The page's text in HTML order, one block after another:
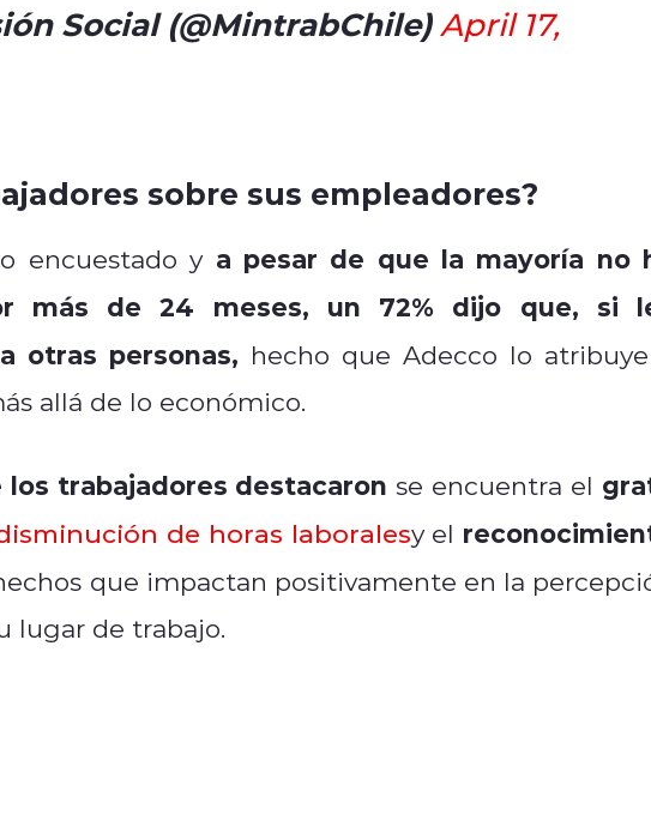
Social (@MintrabChile) April 17,
sobre sus empleadores?
encuestado y a pesar de que la mayoría no
más de 24 meses, un 72% dijo que, si
otras personas, hecho que Adecco lo
allá de lo económico.
los trabajadores destacaron se encuentra el
de horas laboralesy el
que impactan positivamente en la
lugar de trabajo.